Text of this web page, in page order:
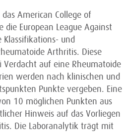
American College of
die European League Against
Klassifikations- und
Arthritis. Diese
auf eine Rheumatoide
werden nach klinischen und
Punkte vergeben. Eine
10 möglichen Punkten aus
Hinweis auf das Vorliegen
Die Laboranalytik trägt mit